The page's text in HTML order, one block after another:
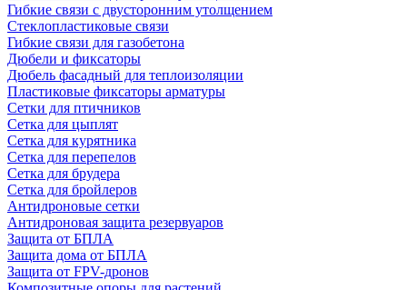
Гибкие связи с двусторонним утолщением
Стеклопластиковые связи
Гибкие связи для газобетона
Дюбели и фиксаторы
Дюбель фасадный для теплоизоляции
Пластиковые фиксаторы арматуры
Сетки для птичников
Сетка для цыплят
Сетка для курятника
Сетка для перепелов
Сетка для брудера
Сетка для бройлеров
Антидроновые сетки
Антидроновая защита резервуаров
Защита от БПЛА
Защита дома от БПЛА
Защита от FPV-дронов